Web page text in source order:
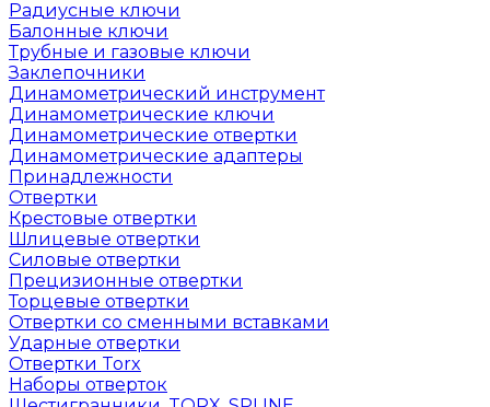
Радиусные ключи
Балонные ключи
Трубные и газовые ключи
Заклепочники
Динамометрический инструмент
Динамометрические ключи
Динамометрические отвертки
Динамометрические адаптеры
Принадлежности
Отвертки
Крестовые отвертки
Шлицевые отвертки
Силовые отвертки
Прецизионные отвертки
Торцевые отвертки
Отвертки со сменными вставками
Ударные отвертки
Отвертки Torx
Наборы отверток